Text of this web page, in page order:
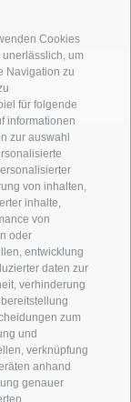
Cookies
um
Navigation zu
für folgende
informationen
zur auswahl
von inhalten,
inhalte,
von
oder
entwicklung
daten zur
verhinderung
zum
und
verknüpfung
anhand
genauer